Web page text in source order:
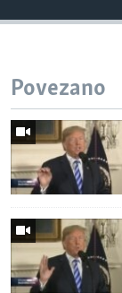
Povezano